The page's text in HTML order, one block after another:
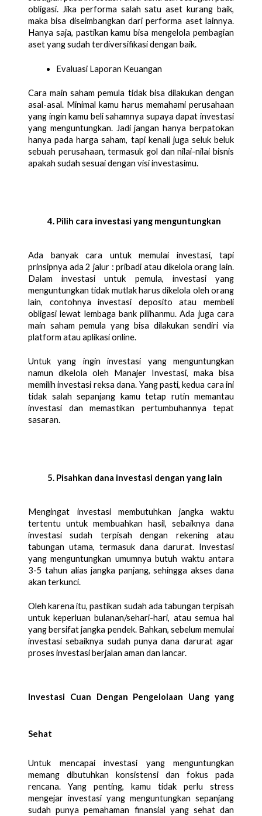
obligasi. Jika performa salah satu aset kurang baik,
maka bisa diseimbangkan dari performa aset lainnya.
Hanya saja, pastikan kamu bisa mengelola pembagian
aset yang sudah terdiversifikasi dengan baik.
Evaluasi Laporan Keuangan
Cara main saham pemula tidak bisa dilakukan dengan
asal-asal. Minimal kamu harus memahami perusahaan
yang ingin kamu beli sahamnya supaya dapat investasi
yang menguntungkan. Jadi jangan hanya berpatokan
hanya pada harga saham, tapi kenali juga seluk beluk
sebuah perusahaan, termasuk gol dan nilai-nilai bisnis
apakah sudah sesuai dengan visi investasimu.
Pilih cara investasi yang menguntungkan
Ada banyak cara untuk memulai investasi, tapi
prinsipnya ada 2 jalur : pribadi atau dikelola orang lain.
Dalam investasi untuk pemula, investasi yang
menguntungkan tidak mutlak harus dikelola oleh orang
lain, contohnya investasi deposito atau membeli
obligasi lewat lembaga bank pilihanmu. Ada juga cara
main saham pemula yang bisa dilakukan sendiri via
platform atau aplikasi online.
Untuk yang ingin investasi yang menguntungkan
namun dikelola oleh Manajer Investasi, maka bisa
memilih investasi reksa dana. Yang pasti, kedua cara ini
tidak salah sepanjang kamu tetap rutin memantau
investasi dan memastikan pertumbuhannya tepat
sasaran.
Pisahkan dana investasi dengan yang lain
Mengingat investasi membutuhkan jangka waktu
tertentu untuk membuahkan hasil, sebaiknya dana
investasi sudah terpisah dengan rekening atau
tabungan utama, termasuk dana darurat. Investasi
yang menguntungkan umumnya butuh waktu antara
3-5 tahun alias jangka panjang, sehingga akses dana
akan terkunci.
Oleh karena itu, pastikan sudah ada tabungan terpisah
untuk keperluan bulanan/sehari-hari, atau semua hal
yang bersifat jangka pendek. Bahkan, sebelum memulai
investasi sebaiknya sudah punya dana darurat agar
proses investasi berjalan aman dan lancar.
Investasi Cuan Dengan Pengelolaan Uang yang
Sehat
Untuk mencapai investasi yang menguntungkan
memang dibutuhkan konsistensi dan fokus pada
rencana. Yang penting, kamu tidak perlu stress
mengejar investasi yang menguntungkan sepanjang
sudah punya pemahaman finansial yang sehat dan